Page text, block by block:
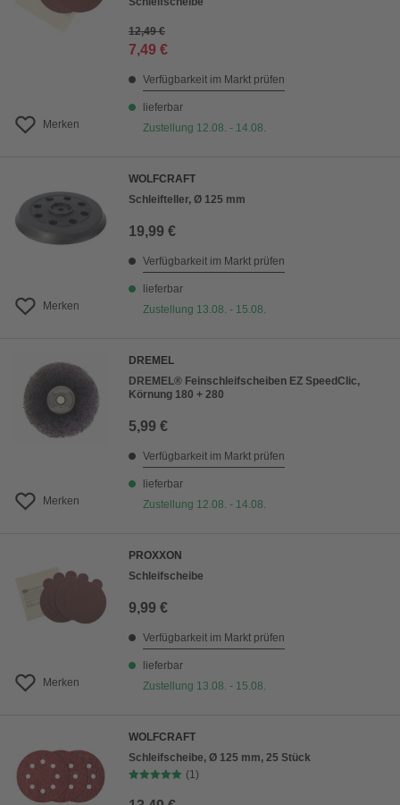
Merken
12,49 €
7,49 €
Verfügbarkeit im Markt prüfen
lieferbar
Zustellung 12.08. - 14.08.
Merken
WOLFCRAFT
Schleifteller, Ø 125 mm
19,99 €
Verfügbarkeit im Markt prüfen
lieferbar
Zustellung 13.08. - 15.08.
Merken
DREMEL
DREMEL® Feinschleifscheiben EZ SpeedClic,
Körnung 180 + 280
5,99 €
Verfügbarkeit im Markt prüfen
lieferbar
Zustellung 12.08. - 14.08.
Merken
PROXXON
Schleifscheibe
9,99 €
Verfügbarkeit im Markt prüfen
lieferbar
Zustellung 13.08. - 15.08.
WOLFCRAFT
Schleifscheibe, Ø 125 mm, 25 Stück
(1)